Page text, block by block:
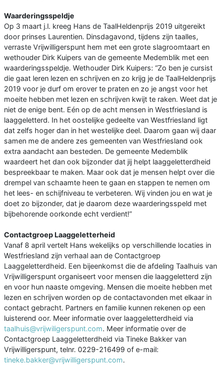
Waarderingsspeldje
Op 3 maart j.l. kreeg Hans de TaalHeldenprijs 2019 uitgereikt
door prinses Laurentien. Dinsdagavond, tijdens zijn taalles,
verraste Vrijwilligerspunt hem met een grote slagroomtaart en
wethouder Dirk Kuipers van de gemeente Medemblik met een
waarderingsspeldje. Wethouder Dirk Kuipers: “Zo ben je cursist
die gaat leren lezen en schrijven en zo krijg je de TaalHeldenprijs
2019 voor je durf om erover te praten en zo je angst voor het
moeite hebben met lezen en schrijven kwijt te raken. Weet dat je
niet de enige bent. Eén op de acht mensen in Westfriesland is
laaggeletterd. In het oostelijke gedeelte van Westfriesland ligt
dat zelfs hoger dan in het westelijke deel. Daarom gaan wij daar
samen me de andere zes gemeenten van Westfriesland ook
extra aandacht aan besteden. De gemeente Medemblik
waardeert het dan ook bijzonder dat jij helpt laaggeletterdheid
bespreekbaar te maken. Maar ook dat je mensen helpt over die
drempel van schaamte heen te gaan en stappen te nemen om
het lees- en schijfniveau te verbeteren. Wij vinden jou en wat je
doet zo bijzonder, dat je daarom deze waarderingsspeld met
bijbehorende oorkonde echt verdient!”
Contactgroep Laaggeletterheid
Vanaf 8 april vertelt Hans wekelijks op verschillende locaties in
Westfriesland zijn verhaal aan de Contactgroep
Laaggeletterdheid. Een bijeenkomst die de afdeling Taalhuis van
Vrijwilligerspunt organiseert voor mensen die laaggeletterd zijn
en voor hun naaste omgeving. Mensen die moeite hebben met
lezen en schrijven worden op de contactavonden met elkaar in
contact gebracht. Partners en familie kunnen rekenen op een
luisterend oor. Meer informatie over laaggeletterdheid via
taalhuis@vrijwiligerspunt.com. Meer informatie over de
Contactgroep Laaggeletterdheid via Tineke Bakker van
Vrijwilligerspunt, telnr. 0229-216499 of e-mail:
tineke.bakker@vrijwilligerspunt.com.